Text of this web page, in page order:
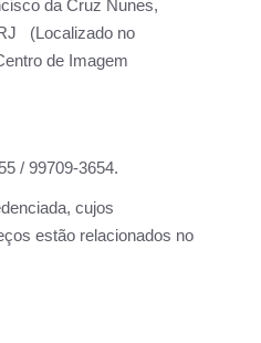
da Cruz Nunes,
(Localizado no
de Imagem
/ 99709-3654.
cujos
estão relacionados no